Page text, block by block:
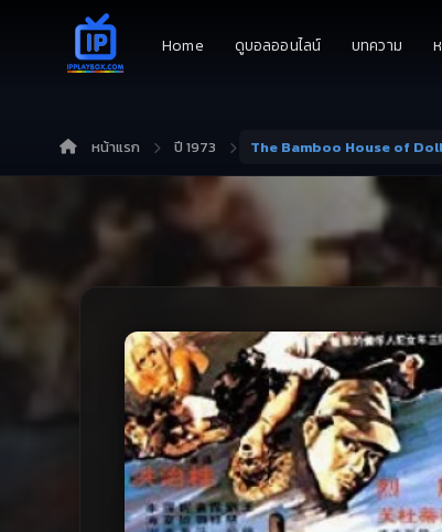
Home ดูบอลออนไลน์ บทความ
หน้าแรก ปี 1973 The Bamboo House of